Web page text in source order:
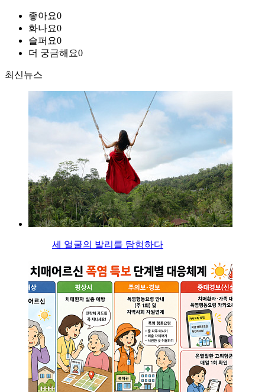
좋아요0
화나요0
슬퍼요0
더 궁금해요0
최신뉴스
세 얼굴의 발리를 탐험하다